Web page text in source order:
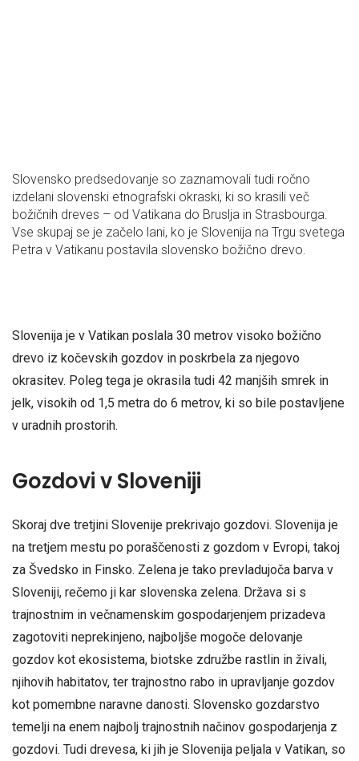
Slovensko predsedovanje so zaznamovali tudi ročno
izdelani slovenski etnografski okraski, ki so krasili več
božičnih dreves – od Vatikana do Bruslja in Strasbourga.
Vse skupaj se je začelo lani, ko je Slovenija na Trgu svetega
Petra v Vatikanu postavila slovensko božično drevo.
Slovenija je v Vatikan poslala 30 metrov visoko božično
drevo iz kočevskih gozdov in poskrbela za njegovo
okrasitev. Poleg tega je okrasila tudi 42 manjših smrek in
jelk, visokih od 1,5 metra do 6 metrov, ki so bile postavljene
v uradnih prostorih.
Gozdovi v Sloveniji
Skoraj dve tretjini Slovenije prekrivajo gozdovi. Slovenija je
na tretjem mestu po poraščenosti z gozdom v Evropi, takoj
za Švedsko in Finsko. Zelena je tako prevladujoča barva v
Sloveniji, rečemo ji kar slovenska zelena. Država si s
trajnostnim in večnamenskim gospodarjenjem prizadeva
zagotoviti neprekinjeno, najboljše mogoče delovanje
gozdov kot ekosistema, biotske združbe rastlin in živali,
njihovih habitatov, ter trajnostno rabo in upravljanje gozdov
kot pomembne naravne danosti. Slovensko gozdarstvo
temelji na enem najbolj trajnostnih načinov gospodarjenja z
gozdovi. Tudi drevesa, ki jih je Slovenija peljala v Vatikan, so